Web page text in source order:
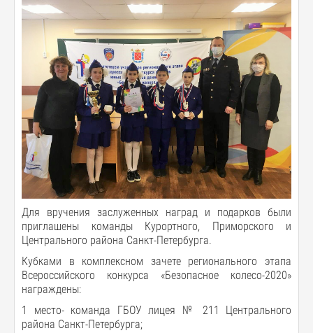
Для вручения заслуженных наград и подарков были
приглашены команды Курортного, Приморского и
Центрального района Санкт-Петербурга.
Кубками в комплексном зачете регионального этапа
Всероссийского конкурса «Безопасное колесо-2020»
награждены:
1 место- команда ГБОУ лицея № 211 Центрального
района Санкт-Петербурга;